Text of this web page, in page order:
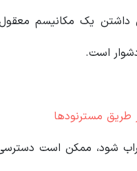
داشتن یک مکانیسم
است.
طریق مسترنودها
شود، ممکن است